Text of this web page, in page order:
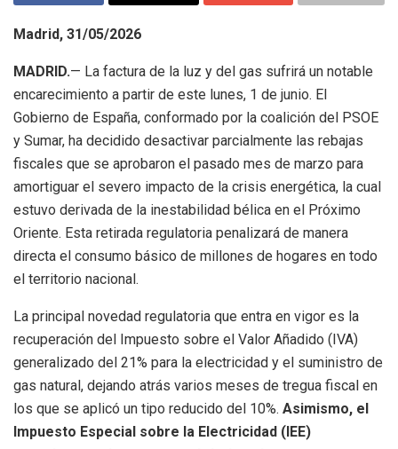
Madrid, 31/05/2026
MADRID.— La factura de la luz y del gas sufrirá un notable
encarecimiento a partir de este lunes, 1 de junio. El
Gobierno de España, conformado por la coalición del PSOE
y Sumar, ha decidido desactivar parcialmente las rebajas
fiscales que se aprobaron el pasado mes de marzo para
amortiguar el severo impacto de la crisis energética, la cual
estuvo derivada de la inestabilidad bélica en el Próximo
Oriente. Esta retirada regulatoria penalizará de manera
directa el consumo básico de millones de hogares en todo
el territorio nacional.
La principal novedad regulatoria que entra en vigor es la
recuperación del Impuesto sobre el Valor Añadido (IVA)
generalizado del 21% para la electricidad y el suministro de
gas natural, dejando atrás varios meses de tregua fiscal en
los que se aplicó un tipo reducido del 10%. Asimismo, el
Impuesto Especial sobre la Electricidad (IEE)